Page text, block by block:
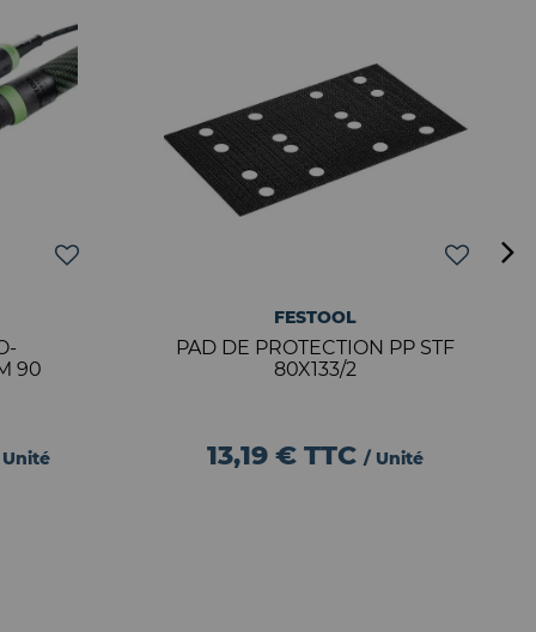
90
FESTOOL
PAD DE PROTECTION PP STF
80X133/2
13,19 €TTC / Unité